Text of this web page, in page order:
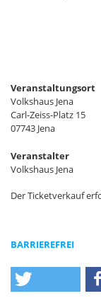
Veranstaltungsort
Volkshaus Jena
Carl-Zeiss-Platz 15
07743 Jena
Veranstalter
Volkshaus Jena
Der Ticketverkauf
BARRIEREFREI